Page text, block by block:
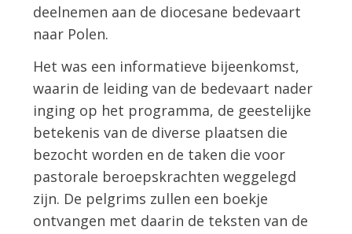
deelnemen aan de diocesane bedevaart
naar Polen.
Het was een informatieve bijeenkomst,
waarin de leiding van de bedevaart nader
inging op het programma, de geestelijke
betekenis van de diverse plaatsen die
bezocht worden en de taken die voor
pastorale beroepskrachten weggelegd
zijn. De pelgrims zullen een boekje
ontvangen met daarin de teksten van de